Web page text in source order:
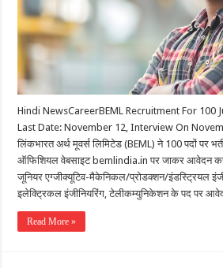
Hindi NewsCareerBEML Recruitment For 100
Last Date: November 12, Interview On
लिंकभारत अर्थ मूवर्स लिमिटेड (BEML) ने 100 पदों पर
ऑफिशियल वेबसाइट bemlindia.in पर जाकर आवेदन
जूनियर एग्जीक्यूटिव-मैकेनिकल/प्रोडक्शन/इंडस्ट्रियल
इलेक्ट्रिकल इंजीनियरिंग, टेलीकम्युनिकेशन के पद पर
Read More »